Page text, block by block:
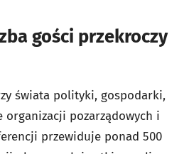
gości przekroczy
świata polityki, gospodarki,
organizacji pozarządowych i
przewiduje ponad 500